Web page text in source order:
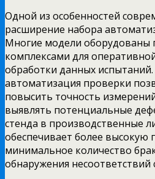
Одной из особенностей
расширение набора
Многие модели
комплексами для
обработки данных
автоматизация проверки
повысить точность
выявлять потенциальные
стенда в производственные
обеспечивает более высокую
минимальное количество
обнаружения несоответствий